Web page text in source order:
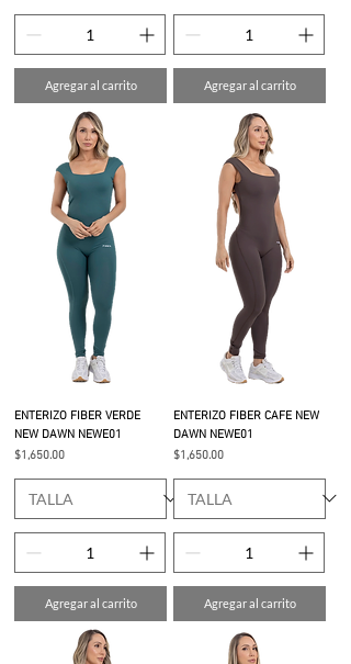
Agregar al carrito Agregar al carrito
ENTERIZO FIBER VERDE
NEW DAWN NEWE01
Precio
$1,650.00
Agregar al carrito
ENTERIZO FIBER CAFE NEW
DAWN NEWE01
Precio
$1,650.00
Agregar al carrito